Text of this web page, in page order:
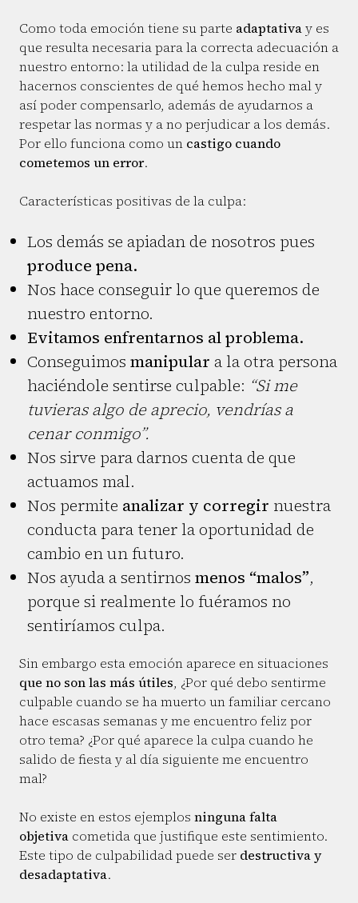
Como toda emoción tiene su parte adaptativay es
que resulta necesaria para la correcta adecuación a
nuestro entorno: la utilidad de la culpa reside en
hacernos conscientes de qué hemos hecho mal y
así poder compensarlo, además de ayudarnos a
respetar las normas y a no perjudicar a los demás.
Por ello funciona como un castigo cuando
cometemos un error.
Características positivas de la culpa:
Los demás se apiadan de nosotros pues
produce pena.
Nos hace conseguir lo que queremos de
nuestro entorno.
Evitamos enfrentarnos al problema.
Conseguimos manipular a la otra persona
haciéndole sentirse culpable: “Si me
tuvieras algo de aprecio, vendrías a
cenar conmigo”.
Nos sirve para darnos cuenta de que
actuamos mal.
Nos permite analizar y corregir nuestra
conducta para tener la oportunidad de
cambio en un futuro.
Nos ayuda a sentirnos menos “malos”,
porque si realmente lo fuéramos no
sentiríamos culpa.
Sin embargo esta emoción aparece en situaciones
que no son las más útiles, ¿Por qué debo sentirme
culpable cuando se ha muerto un familiar cercano
hace escasas semanas y me encuentro feliz por
otro tema? ¿Por qué aparece la culpa cuando he
salido de fiesta y al día siguiente me encuentro
mal?
No existe en estos ejemplos ninguna falta
objetiva cometida que justifique este sentimiento.
Este tipo de culpabilidad puede ser destructiva y
desadaptativa.